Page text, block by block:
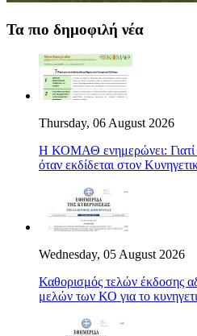
Τα πιο δημοφιλή νέα
Thursday, 06 August 2026
Η ΚΟΜΑΘ ενημερώνει: Γιατί
όταν εκδίδεται στον
Wednesday, 05 August 2026
Καθορισμός τελών έκδοσης
μελών των ΚΟ για το